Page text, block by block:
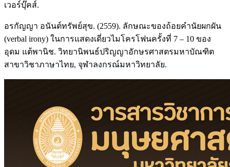
เวอร์บุ๊คส์.
อรกัญญา อนันต์ทรัพย์สุข. (2559). ลักษณะของถ้อยคำนัยผกผัน
(verbal irony) ในการแสดงเดี่ยวไมโครโฟนครั้งที่ 7 – 10 ของ
อุดม แต้พานิช. วิทยานิพนธ์ปริญญาอักษรศาสตรมหาบัณฑิต
สาขาวิชาภาษาไทย, จุฬาลงกรณ์มหาวิทยาลัย.